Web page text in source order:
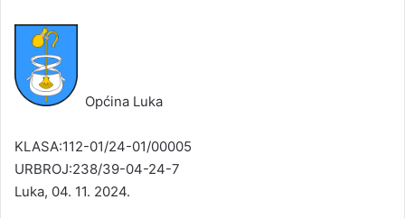
Općina Luka
KLASA:112-01/24-01/00005
URBROJ:238/39-04-24-7
Luka, 04. 11. 2024.